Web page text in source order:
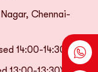
Nagar, Chennai-
14:00-14:30)